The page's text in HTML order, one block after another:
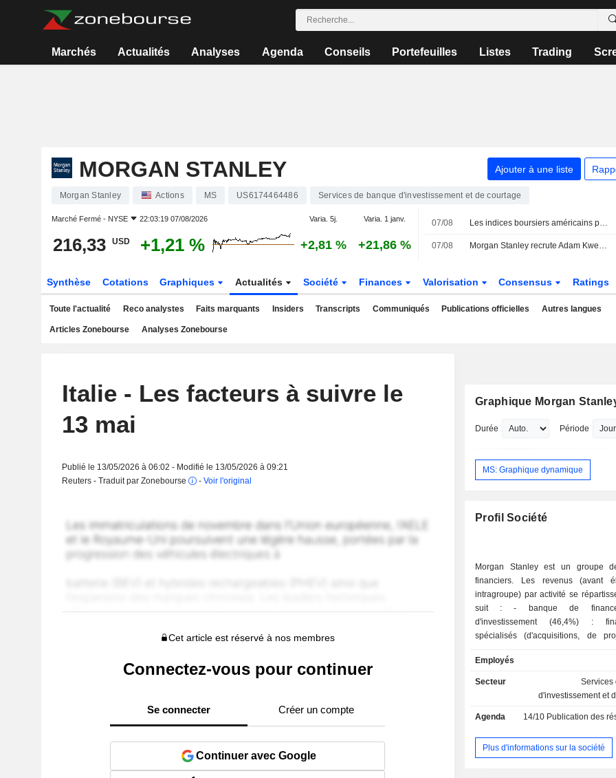
Marchés Actualités Analyses Agenda Conseils Portefeuilles Listes Trading
MORGAN STANLEY Ajouter à une liste
Morgan Stanley Actions MS US6174464486 Services de banque d'investissement et de courtage
Marché Fermé - NYSE 22:03:19 07/08/2026 Varia. 5j. Varia. 1 janv.
216,33 USD +1,21 % +2,81 % +21,86 %
07/08 Les indices boursiers américains progressent alors que les paris sur une pause de la Fed augmentent suite à la baisse inattendue des créations d'emplois non agricoles
07/08 Morgan Stanley recrute Adam Kweskin de BofA pour couvrir les industries diversifiées
Synthèse Cotations Graphiques Actualités Société Finances Valorisation Consensus Ratings
Toute l'actualité Reco analystes Faits marquants Insiders Transcripts Communiqués Publications officielles Autres langues
Articles Zonebourse Analyses Zonebourse
Italie - Les facteurs à suivre le
13 mai
Publié le 13/05/2026 à 06:02 - Modifié le 13/05/2026 à 09:21
Reuters - Traduit par Zonebourse
- Voir l'original
Cet article est réservé à nos membres
Connectez-vous pour continuer
Se connecter Créer un compte
Continuer avec Google
Graphique Morgan
Durée Période
MS: Graphique dynamique
Profil Société
Morgan Stanley est un groupe
financiers. Les revenus (avant
intragroupe) par activité se
suit : - banque de financement et
d'investissement (46,4%) :
spécialisés (d'acquisitions, de
de change et de matières
sur actions, conseil en fusions-
- gestion de patrimoine (44,5%) ; - gestion
895 MdsUSD d'actifs sous gestion à fin
suivante : Amériques (74,9%), Asie
Europe-Moyen-Orient-Afrique (11,8%).
Employés
Secteur
Services
d'investissement et
Agenda 14/10 Publication des résultats
Plus d'informations sur la société